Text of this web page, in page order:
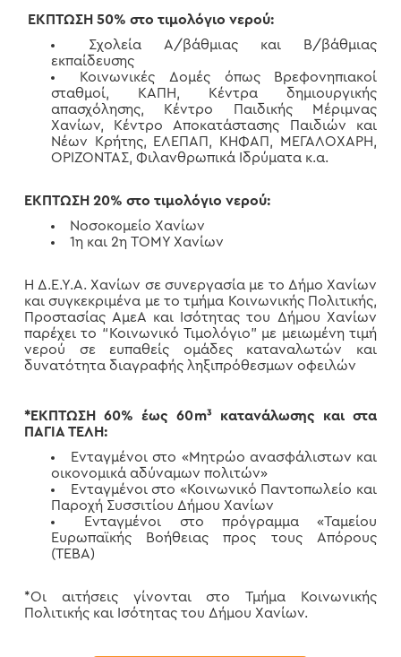
ΕΚΠΤΩΣΗ 50% στο τιμολόγιο νερού:
Σχολεία Α/βάθμιας και Β/βάθμιας
εκπαίδευσης
Κοινωνικές Δομές όπως Βρεφονηπιακοί
σταθμοί, ΚΑΠΗ, Κέντρα δημιουργικής
απασχόλησης, Κέντρο Παιδικής Μέριμνας
Χανίων, Κέντρο Αποκατάστασης Παιδιών και
Νέων Κρήτης, ΕΛΕΠΑΠ, ΚΗΦΑΠ, ΜΕΓΑΛΟΧΑΡΗ,
ΟΡΙΖΟΝΤΑΣ, Φιλανθρωπικά Ιδρύματα κ.α.
ΕΚΠΤΩΣΗ 20% στο τιμολόγιο νερού:
Νοσοκομείο Χανίων
1η και 2η ΤΟΜΥ Χανίων
Η Δ.Ε.Υ.Α. Χανίων σε συνεργασία με το Δήμο Χανίων
και συγκεκριμένα με το τμήμα Κοινωνικής Πολιτικής,
Προστασίας ΑμεΑ και Ισότητας του Δήμου Χανίων
παρέχει το “Κοινωνικό Τιμολόγιο” με μειωμένη τιμή
νερού σε ευπαθείς ομάδες καταναλωτών και
δυνατότητα διαγραφής ληξιπρόθεσμων οφειλών
*ΕΚΠΤΩΣΗ 60% έως 60m³κατανάλωσης και στα
ΠΑΓΙΑ ΤΕΛΗ:
Ενταγμένοι στο «Μητρώο ανασφάλιστων και
οικονομικά αδύναμων πολιτών»
Ενταγμένοι στο «Κοινωνικό Παντοπωλείο και
Παροχή Συσσιτίου Δήμου Χανίων
Ενταγμένοι στο πρόγραμμα «Ταμείου
Ευρωπαϊκής Βοήθειας προς τους Απόρους
(ΤΕΒΑ)
*Οι αιτήσεις γίνονται στο Τμήμα Κοινωνικής
Πολιτικής και Ισότητας του Δήμου Χανίων.